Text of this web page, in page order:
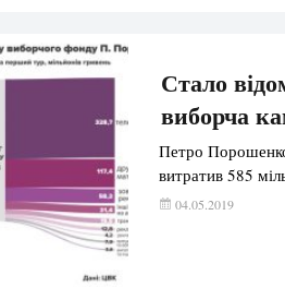
Стало
виборча
Петро
витратив 585
04.05.2019